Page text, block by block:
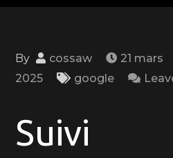
By cossaw
21 mars
2025
google
Suivi